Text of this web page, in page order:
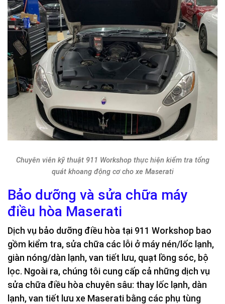
Chuyên viên kỹ thuật 911 Workshop thực hiện kiểm tra tổng
quát khoang động cơ cho xe Maserati
Bảo dưỡng và sửa chữa máy
điều hòa Maserati
Dịch vụ bảo dưỡng điều hòa tại 911 Workshop bao
gồm kiểm tra, sửa chữa các lỗi ở máy nén/lốc lạnh,
giàn nóng/dàn lạnh, van tiết lưu, quạt lồng sóc, bộ
lọc. Ngoài ra, chúng tôi cung cấp cả những dịch vụ
sửa chữa điều hòa chuyên sâu: thay lốc lạnh, dàn
lạnh, van tiết lưu xe Maserati bằng các phụ tùng